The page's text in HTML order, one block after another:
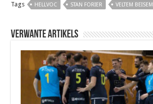
Tags HELLVOC STAN FORIER VELTEM BEISEM
Verwante artikels